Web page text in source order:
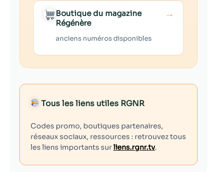
Boutique du magazine
Régénère
anciens numéros disponibles
→
Tous les liens utiles RGNR
Codes promo, boutiques partenaires,
réseaux sociaux, ressources : retrouvez tous
les liens importants surliens.rgnr.tv.